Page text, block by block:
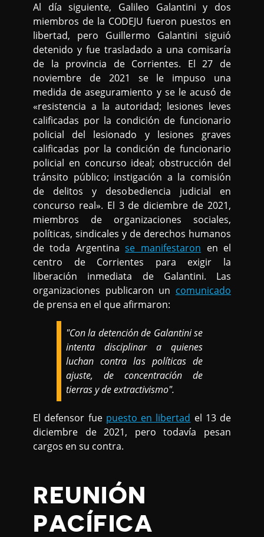
Al día siguiente, Galileo Galantini y dos
miembros de la CODEJU fueron puestos en
libertad, pero Guillermo Galantini siguió
detenido y fue trasladado a una comisaría
de la provincia de Corrientes. El 27 de
noviembre de 2021 se le impuso una
medida de aseguramiento y se le acusó de
«resistencia a la autoridad; lesiones leves
calificadas por la condición de funcionario
policial del lesionado y lesiones graves
calificadas por la condición de funcionario
policial en concurso ideal; obstrucción del
tránsito público; instigación a la comisión
de delitos y desobediencia judicial en
concurso real». El 3 de diciembre de 2021,
miembros de organizaciones sociales,
políticas, sindicales y de derechos humanos
de toda Argentinase manifestaron en el
centro de Corrientes para exigir la
liberación inmediata de Galantini. Las
organizaciones publicaron un comunicado
de prensa en el que afirmaron:
"Con la detención de Galantini se
intenta disciplinar a quienes
luchan contra las políticas de
ajuste, de concentración de
tierras y de extractivismo".
El defensor fue puesto en libertad el 13 de
diciembre de 2021, pero todavía pesan
cargos en su contra.
REUNIÓN
PACÍFICA